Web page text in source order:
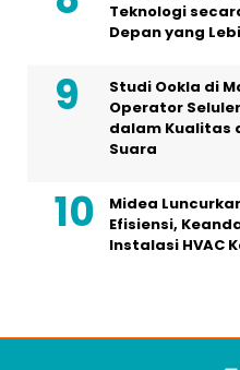
Teknologi
Depan yang
Studi Ookla di
Operator
dalam Kualitas
Suara
Midea
Efisiensi,
Instalasi HVAC